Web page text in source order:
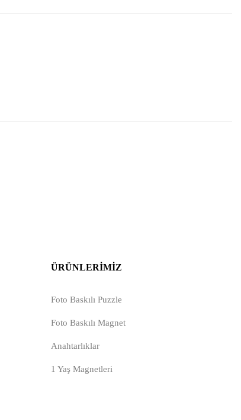
ÜRÜNLERIMIZ
Foto Baskılı Puzzle
Foto Baskılı Magnet
Anahtarlıklar
1 Yaş Magnetleri